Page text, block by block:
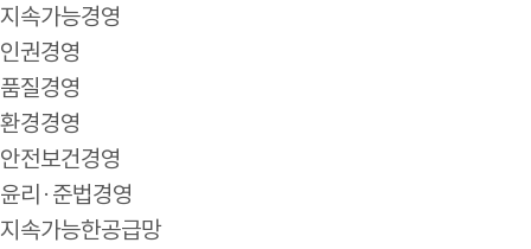
지속가능경영
인권경영
품질경영
환경경영
안전보건경영
윤리·준법경영
지속가능한공급망